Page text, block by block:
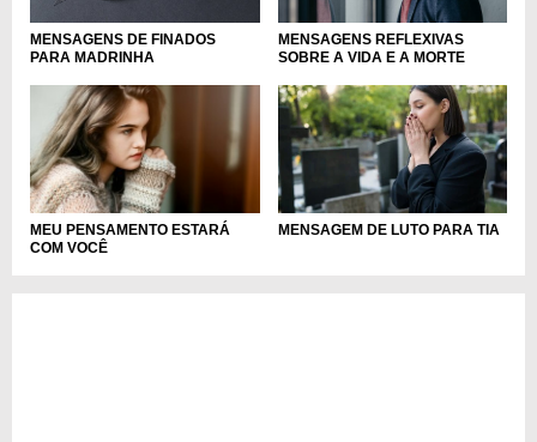
MENSAGENS DE FINADOS
PARA MADRINHA
MENSAGENS REFLEXIVAS
SOBRE A VIDA E A MORTE
MEU PENSAMENTO ESTARÁ
COM VOCÊ
MENSAGEM DE LUTO PARA TIA